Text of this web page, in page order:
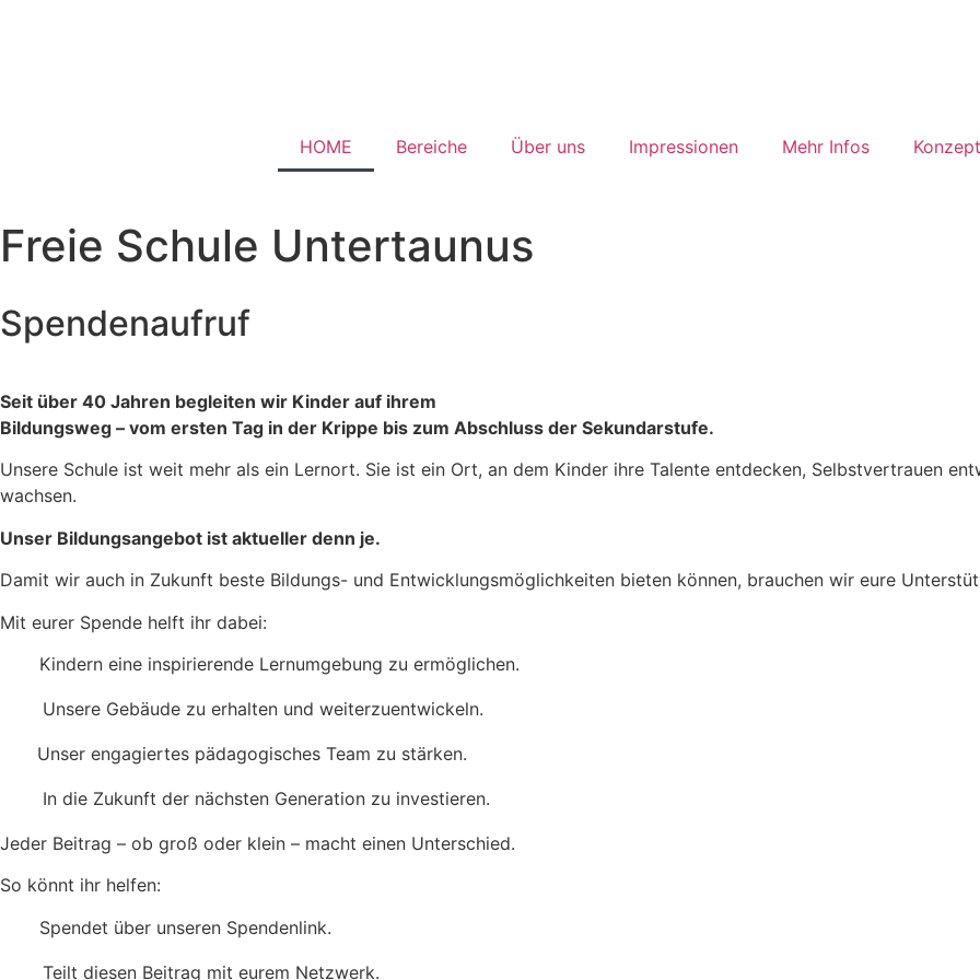
HOME Bereiche Über uns Impressionen Mehr Infos
Freie Schule Untertaunus
Spendenaufruf
Seit über 40 Jahren begleiten wir Kinder auf ihrem
Bildungsweg – vom ersten Tag in der Krippe bis zum Abschluss der Sekundarstufe.
Unsere Schule ist weit mehr als ein Lernort. Sie ist ein Ort, an dem Kinder ihre Talente entdecken, Selbstvertrauen
wachsen.
Unser Bildungsangebot ist aktueller denn je.
Damit wir auch in Zukunft beste Bildungs- und Entwicklungsmöglichkeiten bieten können, brauchen wir eure
Mit eurer Spende helft ihr dabei:
Kindern eine inspirierende Lernumgebung zu ermöglichen.
Unsere Gebäude zu erhalten und weiterzuentwickeln.
Unser engagiertes pädagogisches Team zu stärken.
In die Zukunft der nächsten Generation zu investieren.
Jeder Beitrag – ob groß oder klein – macht einen Unterschied.
So könnt ihr helfen:
️ Spendet über unseren Spendenlink.
Teilt diesen Beitrag mit eurem Netzwerk.